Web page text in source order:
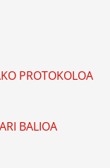
PROTOKOLOA
BALIOA